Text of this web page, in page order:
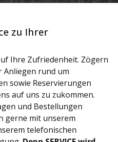
zu Ihrer
Ihre Zufriedenheit. Zögern
Anliegen rund um
sowie Reservierungen
auf uns zu zukommen.
und Bestellungen
gerne mit unserem
telefonischen